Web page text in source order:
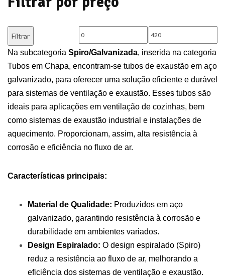
Preço
mínimo
Preço
máximo
Filtrar
Na subcategoria Spiro/Galvanizada, inserida na categoria
Tubos em Chapa, encontram-se tubos de exaustão em aço
galvanizado, para oferecer uma solução eficiente e durável
para sistemas de ventilação e exaustão. Esses tubos são
ideais para aplicações em ventilação de cozinhas, bem
como sistemas de exaustão industrial e instalações de
aquecimento. Proporcionam, assim, alta resistência à
corrosão e eficiência no fluxo de ar.
Características principais:
Material de Qualidade: Produzidos em aço
galvanizado, garantindo resistência à corrosão e
durabilidade em ambientes variados.
Design Espiralado: O design espiralado (Spiro)
reduz a resistência ao fluxo de ar, melhorando a
eficiência dos sistemas de ventilação e exaustão.